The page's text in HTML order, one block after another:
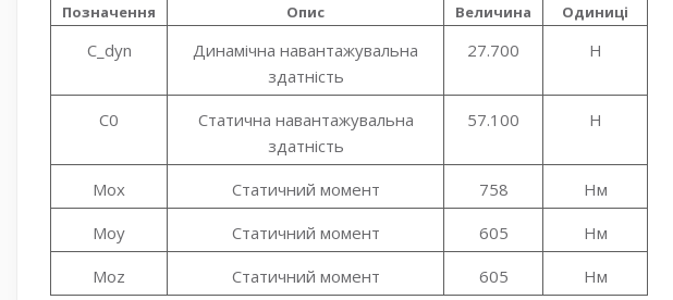
Позначення Опис Величина Одиниці
C_dyn
Динамічна навантажувальна
здатність
27.700 Н
C0
Статична навантажувальна
здатність
57.100 Н
Mox Статичний момент 758
Нм
Moy
Статичний момент 605
Нм
Moz
Статичний момент 605 Нм